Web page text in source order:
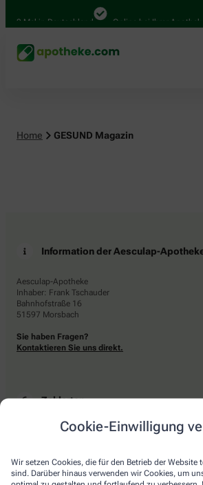
Cookie-Einwilligung
Wir setzen Cookies, die für den Betrieb der Website
sind. Darüber hinaus verwenden wir Cookies, um
Mal in Deutschland Online bei Ihrer Apotheke
Home GESUND Magazin
Information der Aesculap-
Aesculap-Apotheke
Inhaber: Frank Tschauder
Bahnhofstraße 16
51597 Morsbach
Sie haben Fragen?
Kontaktieren Sie uns direkt.
Zahlarten
Bar oder mit einer anderen akzeptierten